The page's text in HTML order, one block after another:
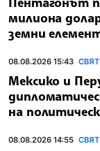
милиона
земни
08.08.2026 15:43 СВЯТ
Мексико и
на
08.08.2026 14:55 СВЯТ